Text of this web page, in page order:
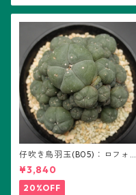
仔吹き烏羽玉(B05)：ロフォフ
ォラ属
¥3,840
20%OFF